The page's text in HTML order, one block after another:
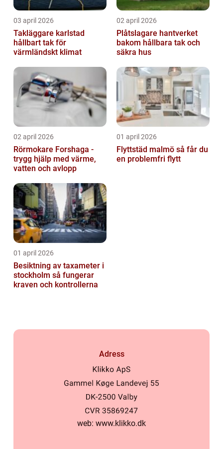
03 april 2026
Takläggare karlstad
hållbart tak för
värmländskt klimat
02 april 2026
Plåtslagare hantverket
bakom hållbara tak och
säkra hus
02 april 2026
Rörmokare Forshaga -
trygg hjälp med värme,
vatten och avlopp
01 april 2026
Flyttstäd malmö så får du
en problemfri flytt
01 april 2026
Besiktning av taxameter i
stockholm så fungerar
kraven och kontrollerna
Adress
web: www.klikko.dk